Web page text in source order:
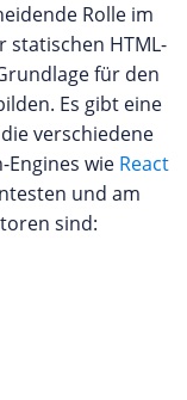
Rolle im
statischen HTML-
für den
Es gibt eine
verschiedene
wie React
und am
sind: